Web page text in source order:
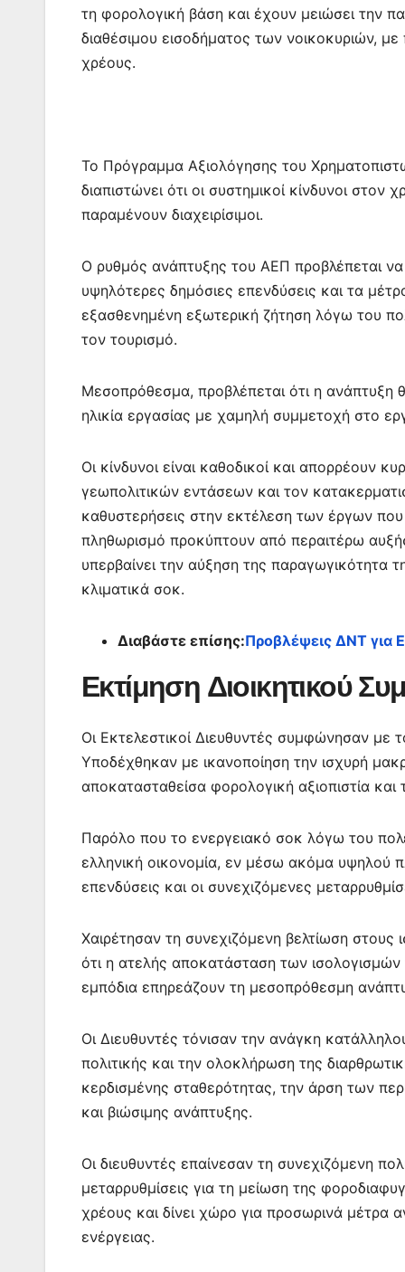
τη φορολογική βάση και έχουν μειώσει την
διαθέσιμου εισοδήματος των νοικοκυριών,
χρέους.
Το Πρόγραμμα Αξιολόγησης του
διαπιστώνει ότι οι συστημικοί κίνδυνοι
παραμένουν διαχειρίσιμοι.
Ο ρυθμός ανάπτυξης του ΑΕΠ προβλέπεται
υψηλότερες δημόσιες επενδύσεις και τα
εξασθενημένη εξωτερική ζήτηση λόγω του
τον τουρισμό.
Μεσοπρόθεσμα, προβλέπεται ότι η ανάπτυξη
ηλικία εργασίας με χαμηλή συμμετοχή στο
Οι κίνδυνοι είναι καθοδικοί και απορρέουν
γεωπολιτικών εντάσεων και τον
καθυστερήσεις στην εκτέλεση των έργων που
πληθωρισμό προκύπτουν από περαιτέρω
υπερβαίνει την αύξηση της παραγωγικότητα
κλιματικά σοκ.
Διαβάστε επίσης:Προβλέψεις ΔΝΤ για
Εκτίμηση Διοικητικού
Οι Εκτελεστικοί Διευθυντές συμφώνησαν
Υποδέχθηκαν με ικανοποίηση την ισχυρή
αποκατασταθείσα φορολογική αξιοπιστία
Παρόλο που το ενεργειακό σοκ λόγω του
ελληνική οικονομία, εν μέσω ακόμα υψηλού
επενδύσεις και οι συνεχιζόμενες
Χαιρέτησαν τη συνεχιζόμενη βελτίωση
ότι η ατελής αποκατάσταση των ισολογισμών
εμπόδια επηρεάζουν τη μεσοπρόθεσμη
Οι Διευθυντές τόνισαν την ανάγκη
πολιτικής και την ολοκλήρωση της
κερδισμένης σταθερότητας, την άρση των
και βιώσιμης ανάπτυξης.
Οι διευθυντές επαίνεσαν τη συνεχιζόμενη
μεταρρυθμίσεις για τη μείωση της
χρέους και δίνει χώρο για προσωρινά
ενέργειας.